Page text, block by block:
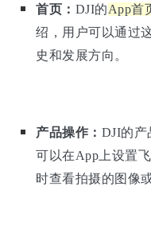
首页： DJI的App首
绍，用户可以通过
史和发展方向。
产品操作： DJI的产
可以在App上设置
时查看拍摄的图像